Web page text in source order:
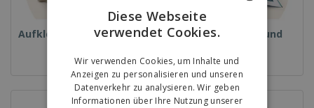
Aufkleber
Magazine, Bücher und
ENGLISH
Diese Webseite
verwendet Cookies.
Wir verwenden Cookies, um Inhalte und
Anzeigen zu personalisieren und unseren
Datenverkehr zu analysieren. Wir geben
Informationen über Ihre Nutzung unserer